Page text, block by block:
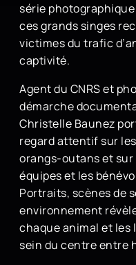
série
ces grands singes
victimes du trafic
captivité.
Agent du CNRS et
démarche
Christelle Baunez
regard attentif sur
orangs-outans et sur
équipes et les
Portraits, scènes de
environnement
chaque animal et les
sein du centre entre